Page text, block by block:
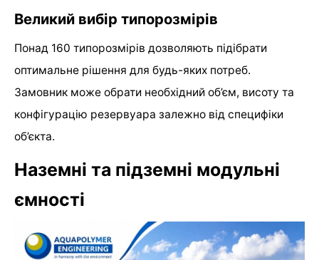
Великий вибір типорозмірів
Понад 160 типорозмірів дозволяють підібрати
оптимальне рішення для будь-яких потреб.
Замовник може обрати необхідний об’єм, висоту та
конфігурацію резервуара залежно від специфіки
об’єкта.
Наземні та підземні модульні
ємності